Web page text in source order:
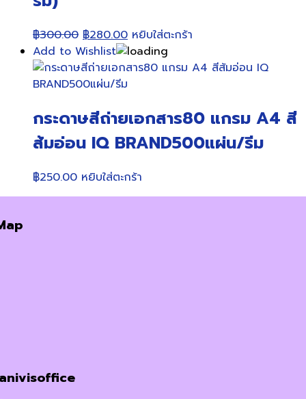
฿300.00 Original
price
was:
฿300.00.
฿280.00Current
price
is:
หยิบใส่ตะกร้า
Add to Wishlist
กระดาษสีถ่ายเอกสาร80 แกรม A4 สี
ส้มอ่อน IQ BRAND500แผ่น/รีม
฿250.00 หยิบใส่ตะกร้า